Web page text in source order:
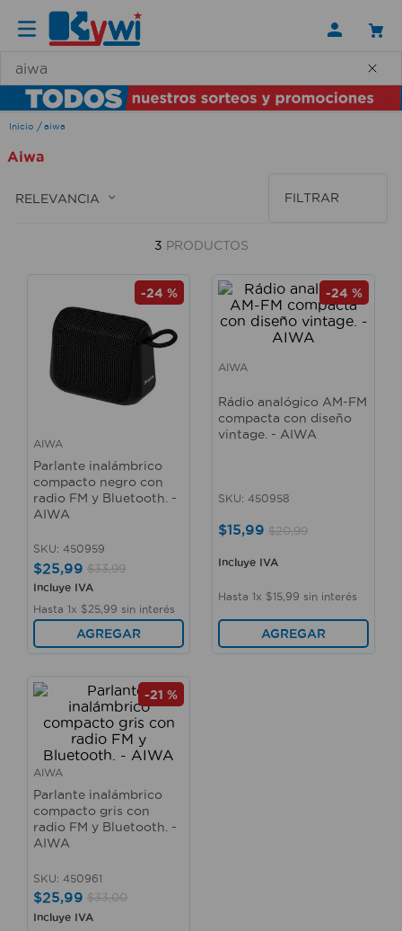
aiwa
Aiwa
RELEVANCIA FILTRAR
3 PRODUCTOS
-24 %
AIWA
Parlante inalámbrico
compacto negro con
radio FM y Bluetooth. -
AIWA
SKU: 450959
$25,99 $33,99
Incluye IVA
Hasta 1x $25 99 sin interés
AGREGAR
-24 %
AIWA
Rádio analógico AM-FM
compacta con diseño
vintage. - AIWA
SKU: 450958
$15,99 $20,99
Incluye IVA
Hasta 1x $15 99 sin interés
AGREGAR
-21 %
AIWA
Parlante inalámbrico
compacto gris con
radio FM y Bluetooth. -
AIWA
SKU: 450961
$25,99 $33,00
Incluye IVA